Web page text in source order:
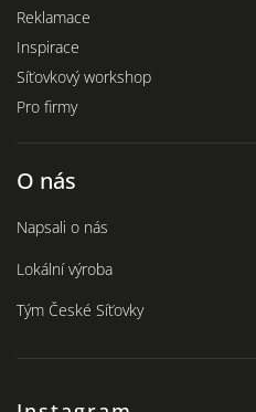
Reklamace
Inspirace
Síťovkový workshop
Pro firmy
O nás
Napsali o nás
Lokální výroba
Tým České Síťovky